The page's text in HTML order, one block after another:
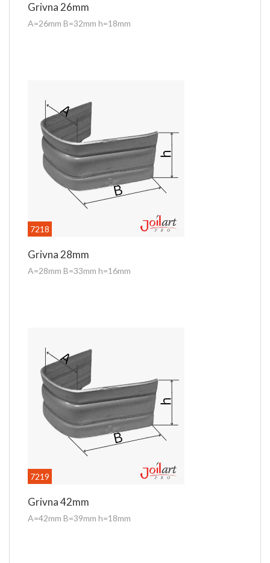
Grivna 26mm
A=26mm B=32mm h=18mm
7218
Grivna 28mm
A=28mm B=33mm h=16mm
7219
Grivna 42mm
A=42mm B=39mm h=18mm